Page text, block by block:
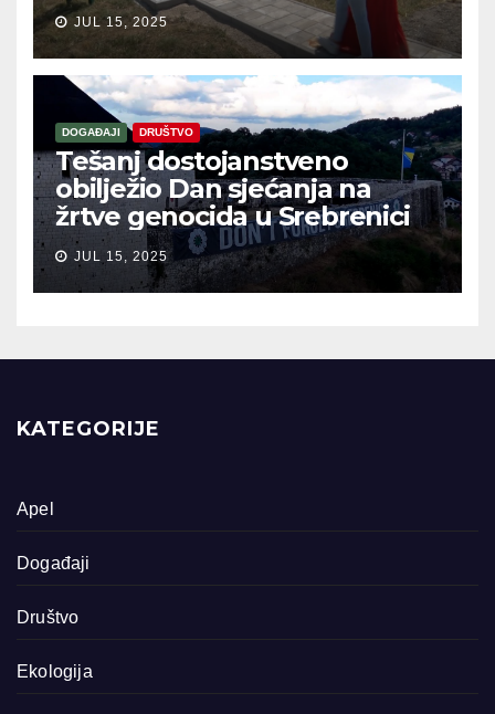
JUL 15, 2025
DOGAĐAJI DRUŠTVO
Tešanj dostojanstveno
obilježio Dan sjećanja na
žrtve genocida u Srebrenici
JUL 15, 2025
KATEGORIJE
Apel
Događaji
Društvo
Ekologija